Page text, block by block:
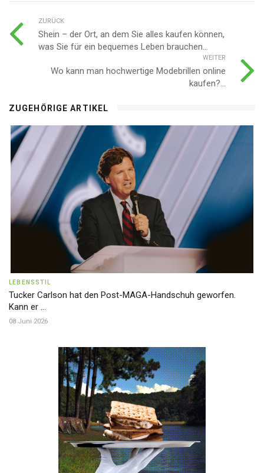
ZURÜCK
Shein – der Ort, an dem Sie alles kaufen können,
was Sie für ein bequemes Leben brauchen...
WEITER
Wo kann man hochwertige Modebrillen online
kaufen?...
ZUGEHÖRIGE ARTIKEL
LEBENSSTIL
Tucker Carlson hat den Post-MAGA-Handschuh geworfen.
Kann er ...
08 Juni 2026